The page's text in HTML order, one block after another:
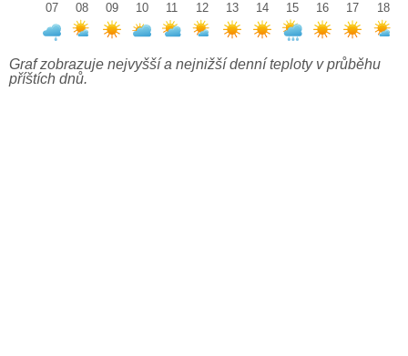
07
08
09
10
11
12
13
14
15
16
17
18
Graf zobrazuje nejvyšší a nejnižší denní teploty v průběhu
příštích dnů.